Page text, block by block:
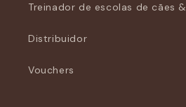
Treinador de escolas de cães &
Distribuidor
Vouchers